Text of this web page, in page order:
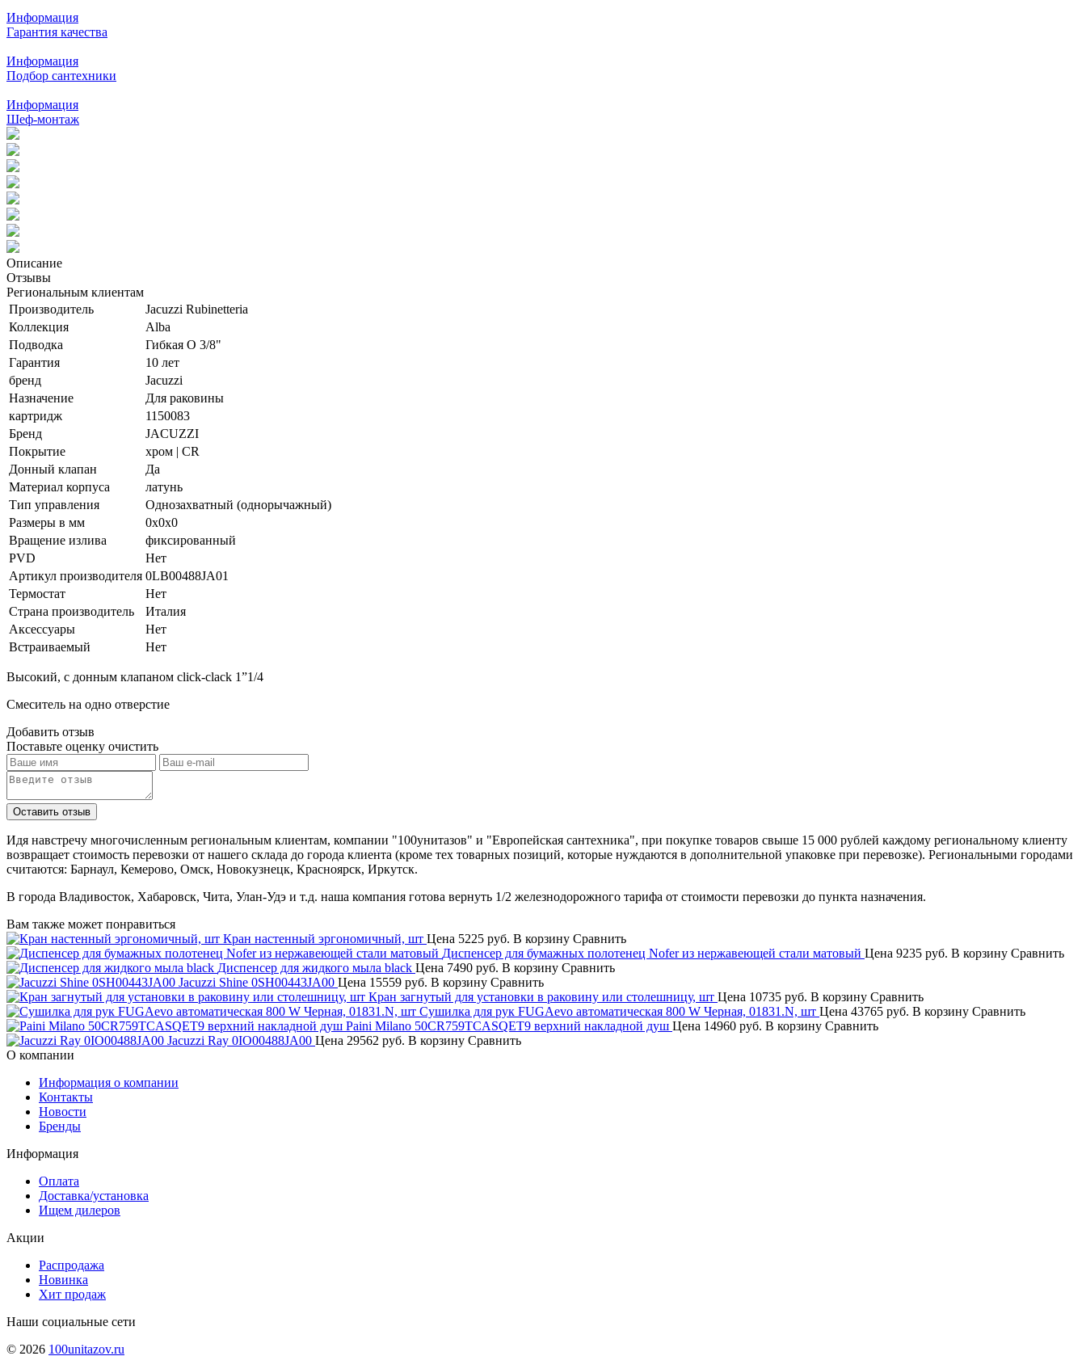
Информация
Гарантия качества
Информация
Подбор сантехники
Информация
Шеф-монтаж
Описание
Отзывы
Региональным клиентам
Производитель
Jacuzzi Rubinetteria
Коллекция
Alba
Подводка
Гибкая O 3/8"
Гарантия
10 лет
бренд
Jacuzzi
Назначение
Для раковины
картридж
1150083
Бренд
JACUZZI
Покрытие
хром | CR
Донный клапан
Да
Материал корпуса
латунь
Тип управления
Однозахватный (однорычажный)
Размеры в мм
0x0x0
Вращение излива
фиксированный
PVD
Нет
Артикул производителя 0LB00488JA01
Термостат
Нет
Страна производитель
Италия
Аксессуары
Нет
Встраиваемый
Нет
Высокий, с донным клапаном click-clack 1”1/4
Смеситель на одно отверстие
Добавить отзыв
Поставьте оценку очистить
Идя навстречу многочисленным региональным клиентам, компании "100унитазов" и "Европейская сантехника", при покупке товаров свыше 15 000 рублей каждому региональному клиенту
возвращает стоимость перевозки от нашего склада до города клиента (кроме тех товарных позиций, которые нуждаются в дополнительной упаковке при перевозке). Региональными городами
считаются: Барнаул, Кемерово, Омск, Новокузнецк, Красноярск, Иркутск.
В города Владивосток, Хабаровск, Чита, Улан-Удэ и т.д. наша компания готова вернуть 1/2 железнодорожного тарифа от стоимости перевозки до пункта назначения.
Вам также может понравиться
Кран настенный эргономичный, шт Цена 5225 руб. В корзину Сравнить
Диспенсер для бумажных полотенец Nofer из нержавеющей стали матовый Цена 9235 руб. В корзину Сравнить
Диспенсер для жидкого мыла black Цена 7490 руб. В корзину Сравнить
Jacuzzi Shine 0SH00443JA00 Цена 15559 руб. В корзину Сравнить
Кран загнутый для установки в раковину или столешницу, шт Цена 10735 руб. В корзину Сравнить
Сушилка для рук FUGAevo автоматическая 800 W Черная, 01831.N, шт Цена 43765 руб. В корзину Сравнить
Paini Milano 50CR759TCASQET9 верхний накладной душ Цена 14960 руб. В корзину Сравнить
Jacuzzi Ray 0IO00488JA00 Цена 29562 руб. В корзину Сравнить
О компании
Информация о компании
Контакты
Новости
Бренды
Информация
Оплата
Доставка/установка
Ищем дилеров
Акции
Распродажа
Новинка
Хит продаж
Наши социальные сети
© 2026 100unitazov.ru